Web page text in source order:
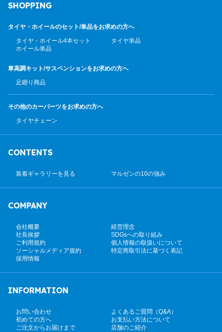
SHOPPING
タイヤ・ホイールのセット/単品をお求めの方へ
タイヤ・ホイール4本セット
タイヤ単品
ホイール単品
車高調キット/サスペンションをお求めの方へ
足廻り商品
その他のカーパーツをお求めの方へ
タイヤチェーン
CONTENTS
装着ギャラリーを見る マルゼンの10の強み
COMPANY
会社概要
経営理念
社長挨拶
SDGsへの取り組み
ご利用規約
個人情報の取扱いについて
ソーシャルメディア規約
特定商取引法に基づく表記
採用情報
INFORMATION
お問い合わせ
よくあるご質問（Q&A）
初めての方へ
お支払い方法について
ご注文からお届けまで
店舗のご紹介